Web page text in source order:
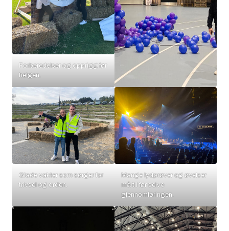
Forberedelser og opprigg før
helgen.
Glade vakter som sørger for
trivsel og orden.
Mange lydprøver og øvelser
må til før selve
gjennomføringen.